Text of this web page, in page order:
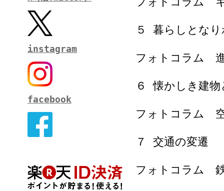
instagram
facebook
５ 暮らしとな
フォトコラム
６ 懐かしき建物
フォトコラム
７ 交通の変遷
フォトコラム